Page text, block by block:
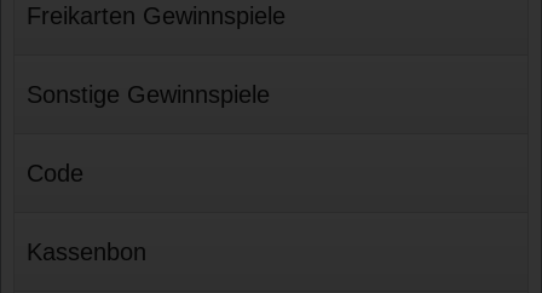
Freikarten Gewinnspiele
Sonstige Gewinnspiele
Code
Kassenbon